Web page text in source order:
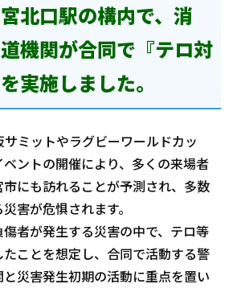
北口駅の構内で、消
機関が合同で『テロ対
実施しました。
ミットやラグビーワールドカッ
ントの開催により、多くの来場者
にも訪れることが予測され、多数
害が危惧されます。
者が発生する災害の中で、テロ等
ことを想定し、合同で活動する警
災害発生初期の活動に重点を置い